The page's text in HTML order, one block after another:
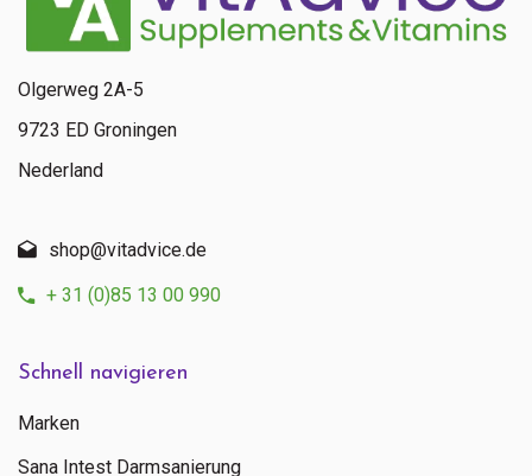
Schnell navigieren
Marken
Sana Intest Darmsanierung
Olgerweg 2A-5
9723 ED Groningen
Nederland
shop@vitadvice.de
+ 31 (0)85 13 00 990